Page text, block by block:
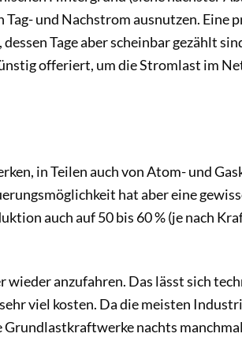
und Nachstrom ausnutzen. Eine
Tage aber scheinbar gezählt
offeriert, um die Stromlast im
in Teilen auch von Atom- und
hat aber eine
auch auf 50 bis 60 % (je nach
anzufahren. Das lässt sich
viel kosten. Da die meisten
nachts